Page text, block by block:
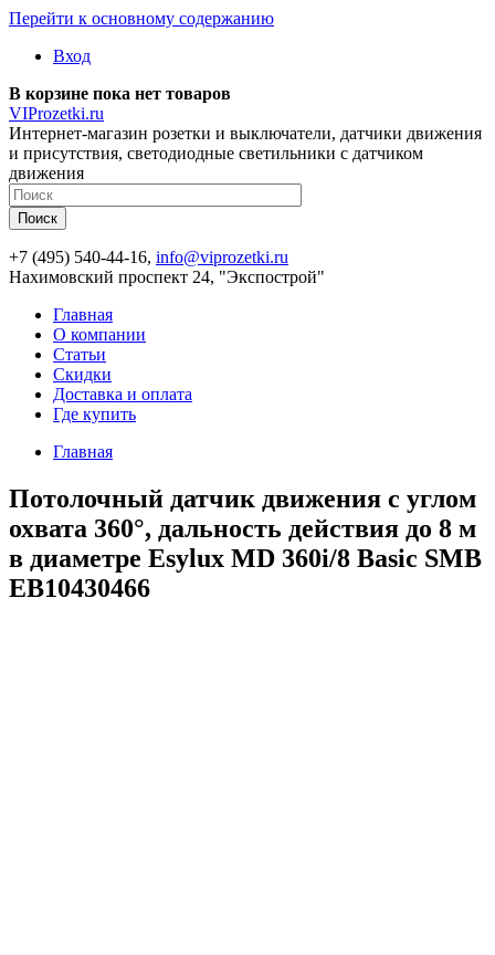
Перейти к основному содержанию
Вход
В корзине пока нет товаров
VIProzetki.ru
Интернет-магазин розетки и выключатели, датчики движения
и присутствия, светодиодные светильники с датчиком
движения
+7 (495) 540-44-16, info@viprozetki.ru
Нахимовский проспект 24, "Экспострой"
Главная
О компании
Статьи
Скидки
Доставка и оплата
Где купить
Главная
Потолочный датчик движения с углом
охвата 360°, дальность действия до 8 м
в диаметре Esylux MD 360i/8 Basic SMB
EB10430466